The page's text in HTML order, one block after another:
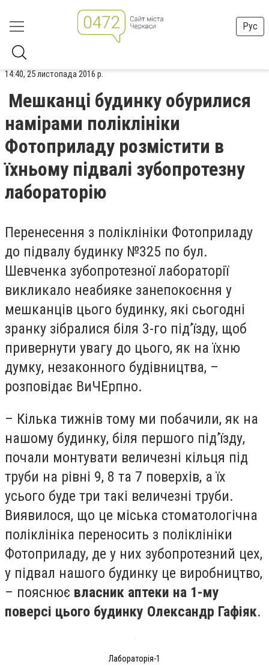
Рус
14:40, 25 листопада 2016 р.
Мешканці будинку обурилися
намірами поліклініки
Фотоприладу розмістити в
їхньому підвалі зубопротезну
лабораторію
Перенесення з поліклініки Фотоприладу
до підвалу будинку №325 по бул.
Шевченка зубопротезної лабораторії
викликало неабияке занепокоєння у
мешканців цього будинку, які сьогодні
зранку зібралися біля 3-го під’їзду, щоб
привернути увагу до цього, як на їхню
думку, незаконного будівництва, –
розповідає ВиЧЕрпно.
– Кілька тижнів тому ми побачили, як на
нашому будинку, біля першого під’їзду,
почали монтувати величезні кільця під
труби на рівні 9, 8 та 7 поверхів, а їх
усього буде три такі величезні труби.
Виявилося, що це міська стоматологічна
поліклініка переносить з поліклініки
Фотоприладу, де у них зубопротезний цех,
у підвал нашого будинку це виробництво,
– пояснює власник аптеки на 1-му
поверсі цього будинку Олександр Гафіяк.
Лабораторія-1